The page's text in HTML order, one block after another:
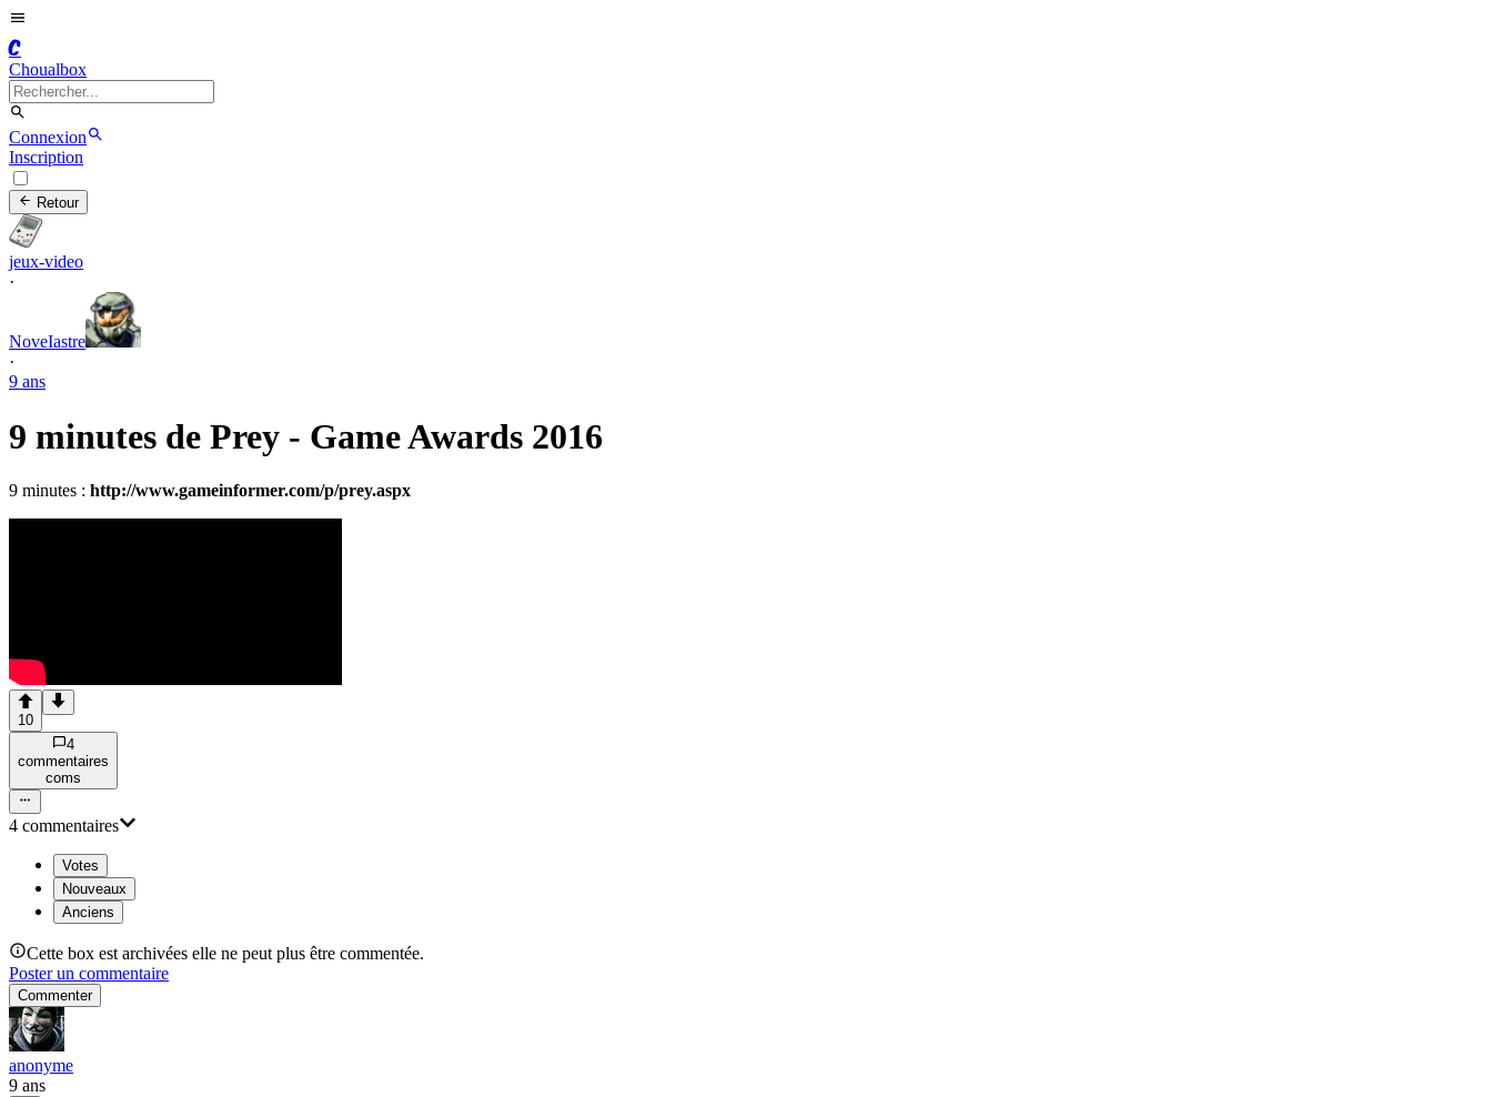
C
Choualbox
Connexion
Inscription
Retour
jeux-video
·
NoveIastre
·
9 ans
9 minutes de Prey - Game Awards 2016
9 minutes : http://www.gameinformer.com/p/prey.aspx
10
4
commentaires
coms
4 commentaires
Votes
Nouveaux
Anciens
Cette box est archivées elle ne peut plus être commentée.
Poster un commentaire
Commenter
anonyme
9 ans